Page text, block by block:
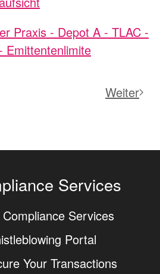
Praxis - Depot A - TLAC -
Emittentenlimite
Weiter
Services
Services
Portal
Your Transactions